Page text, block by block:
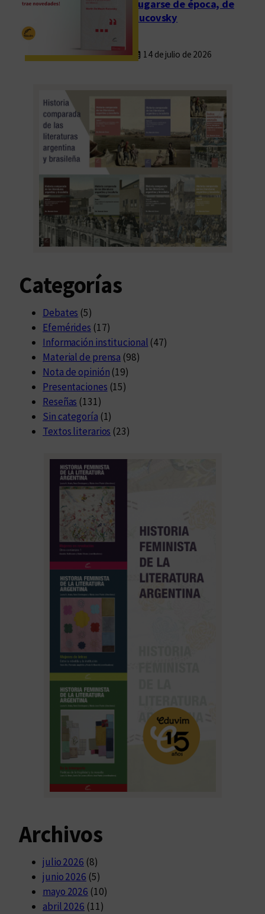
Fugarse de época, de
Rucovsky
14 de julio de 2026
Categorías
Debates (5)
Efemérides (17)
Información institucional (47)
Material de prensa (98)
Nota de opinión (19)
Presentaciones (15)
Reseñas (131)
Sin categoría (1)
Textos literarios (23)
Archivos
julio 2026 (8)
junio 2026 (5)
mayo 2026 (10)
abril 2026 (11)